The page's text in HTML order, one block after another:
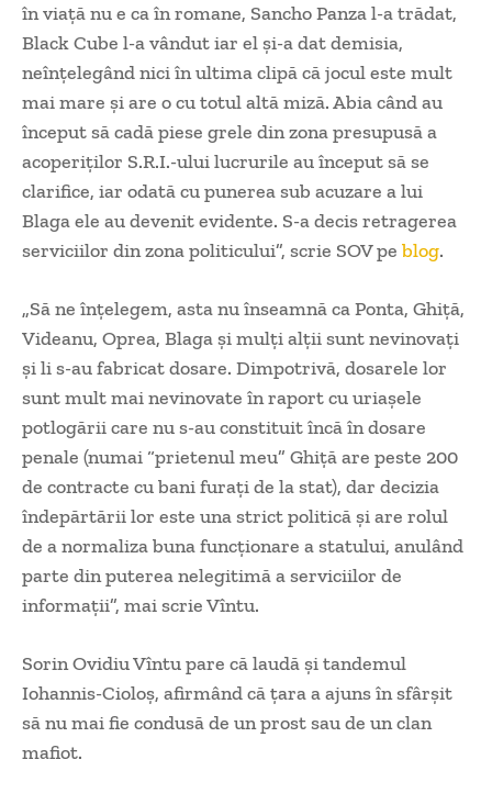
în viață nu e ca în romane, Sancho Panza l-a trădat,
Black Cube l-a vândut iar el și-a dat demisia,
neînțelegând nici în ultima clipă că jocul este mult
mai mare și are o cu totul altă miză. Abia când au
început să cadă piese grele din zona presupusă a
acoperiților S.R.I.-ului lucrurile au început să se
clarifice, iar odată cu punerea sub acuzare a lui
Blaga ele au devenit evidente. S-a decis retragerea
serviciilor din zona politicului”, scrie SOV pe blog.
„Să ne înțelegem, asta nu înseamnă ca Ponta, Ghiță,
Videanu, Oprea, Blaga și mulți alții sunt nevinovați
și li s-au fabricat dosare. Dimpotrivă, dosarele lor
sunt mult mai nevinovate în raport cu uriașele
potlogării care nu s-au constituit încă în dosare
penale (numai “prietenul meu” Ghiță are peste 200
de contracte cu bani furați de la stat), dar decizia
îndepărtării lor este una strict politică și are rolul
de a normaliza buna funcționare a statului, anulând
parte din puterea nelegitimă a serviciilor de
informații”, mai scrie Vîntu.
Sorin Ovidiu Vîntu pare că laudă şi tandemul
Iohannis-Cioloş, afirmând că ţara a ajuns în sfârşit
să nu mai fie condusă de un prost sau de un clan
mafiot.